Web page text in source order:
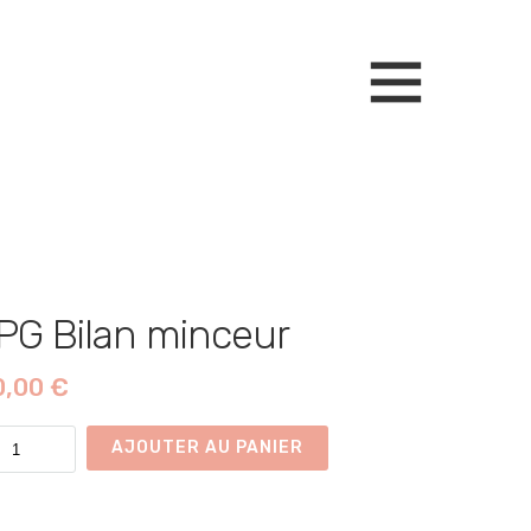
Bilan minceur
€
AJOUTER AU PANIER